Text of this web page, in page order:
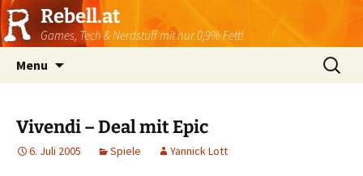
Rebell.at
Games, Tech & Nerdstuff mit nur 0,9% Fett!
Menu
Suchen
nach:
Vivendi – Deal mit Epic
6. Juli 2005 Spiele Yannick Lott